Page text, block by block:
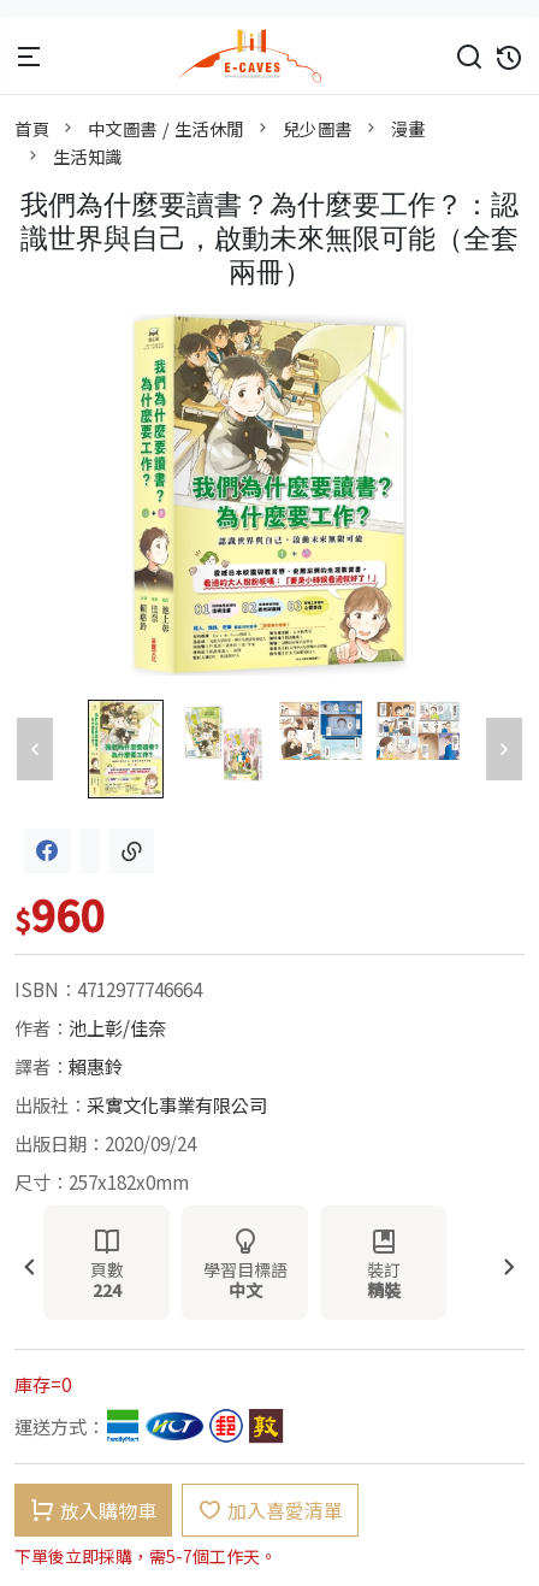
首頁 中文圖書 / 生活休閒 兒少圖書
漫畫
生活知識
我們為什麼要讀書？為什麼要工作？：認
識世界與自己，啟動未來無限可能（全套
兩冊）
$960
ISBN：4712977746664
作者： 池上彰/佳奈
譯者： 賴惠鈴
出版社： 采實文化事業有限公司
出版日期：2020/09/24
尺寸：257x182x0mm
頁數
224
學習目標語
中文
裝訂
精裝
庫存=0
運送方式：
放入購物車 加入喜愛清單
下單後立即採購，需5-7個工作天。